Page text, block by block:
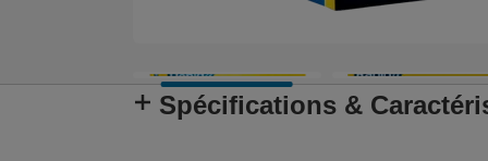
Spécifications &